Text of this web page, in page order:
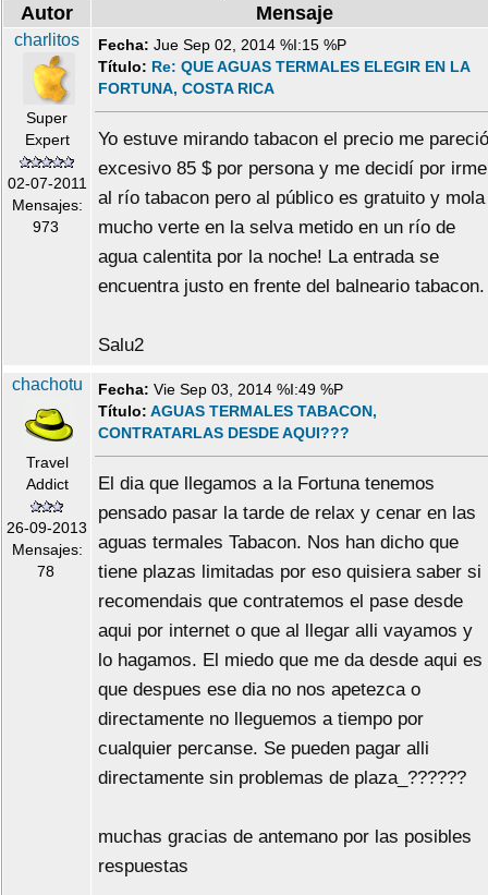
Autor
Mensaje
charlitos
Super
Expert
02-07-2011
Mensajes:
973
Fecha: Jue Sep 02, 2014 %I:15 %P
Título: Re: QUE AGUAS TERMALES ELEGIR EN LA
FORTUNA, COSTA RICA
Yo estuve mirando tabacon el precio me pareció
excesivo 85 $ por persona y me decidí por irme
al río tabacon pero al público es gratuito y mola
mucho verte en la selva metido en un río de
agua calentita por la noche! La entrada se
encuentra justo en frente del balneario tabacon.
Salu2
chachotu
Travel
Addict
26-09-2013
Mensajes:
78
Fecha: Vie Sep 03, 2014 %I:49 %P
Título: AGUAS TERMALES TABACON,
CONTRATARLAS DESDE AQUI???
El dia que llegamos a la Fortuna tenemos
pensado pasar la tarde de relax y cenar en las
aguas termales Tabacon. Nos han dicho que
tiene plazas limitadas por eso quisiera saber si
recomendais que contratemos el pase desde
aqui por internet o que al llegar alli vayamos y
lo hagamos. El miedo que me da desde aqui es
que despues ese dia no nos apetezca o
directamente no lleguemos a tiempo por
cualquier percanse. Se pueden pagar alli
directamente sin problemas de plaza_??????
muchas gracias de antemano por las posibles
respuestas